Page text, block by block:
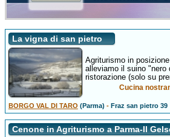
La vigna di san pietro
Agriturismo in
alleviamo il suino "nero
ristorazione (solo su
Cucina
BORGO VAL DI TARO (Parma) -Fraz san pietro 39
Cenone in Agriturismo a Parma-Il